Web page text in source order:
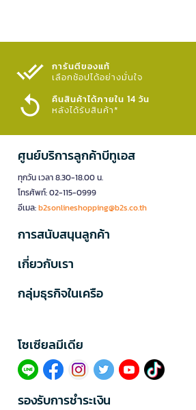
การันตีของแท้
เลือกช้อปได้อย่างมั่นใจ​
คืนสินค้าได้ภายใน 14 วัน
หลังได้รับสินค้า*
ศูนย์บริการลูกค้าบีทูเอส
ทุกวัน เวลา 8.30-18.00 น.
โทรศัพท์: 02-115-0999
อีเมล:b2sonlineshopping@b2s.co.th
การสนับสนุนลูกค้า
เกี่ยวกับเรา
กลุ่มธุรกิจในเครือ
โซเซียลมีเดีย​
รองรับการชำระเงิน